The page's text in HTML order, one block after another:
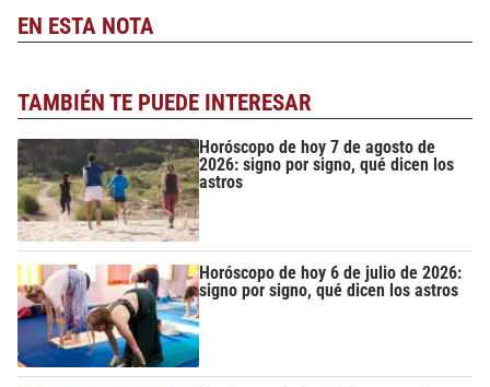
EN ESTA NOTA
TAMBIÉN TE PUEDE INTERESAR
Horóscopo de hoy 7 de agosto de
2026: signo por signo, qué dicen los
astros
Horóscopo de hoy 6 de julio de 2026:
signo por signo, qué dicen los astros